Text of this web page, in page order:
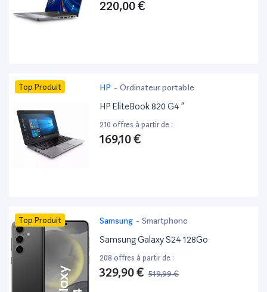
220,00 €
Top Produit HP - Ordinateur portable
HP EliteBook 820 G4 ”
210 offres à partir de :
169,10 €
Top Produit Samsung - Smartphone
Samsung Galaxy S24 128Go
208 offres à partir de :
329,90 € 519,99 €